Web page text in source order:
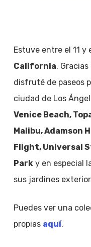
Estuve entre el 11 y
California.
disfruté de paseos
ciudad de Los
Venice Beach,
Malibu, Adamson
Flight, Universal
Parky en especial
sus jardines
Puedes ver una
propias aquí.